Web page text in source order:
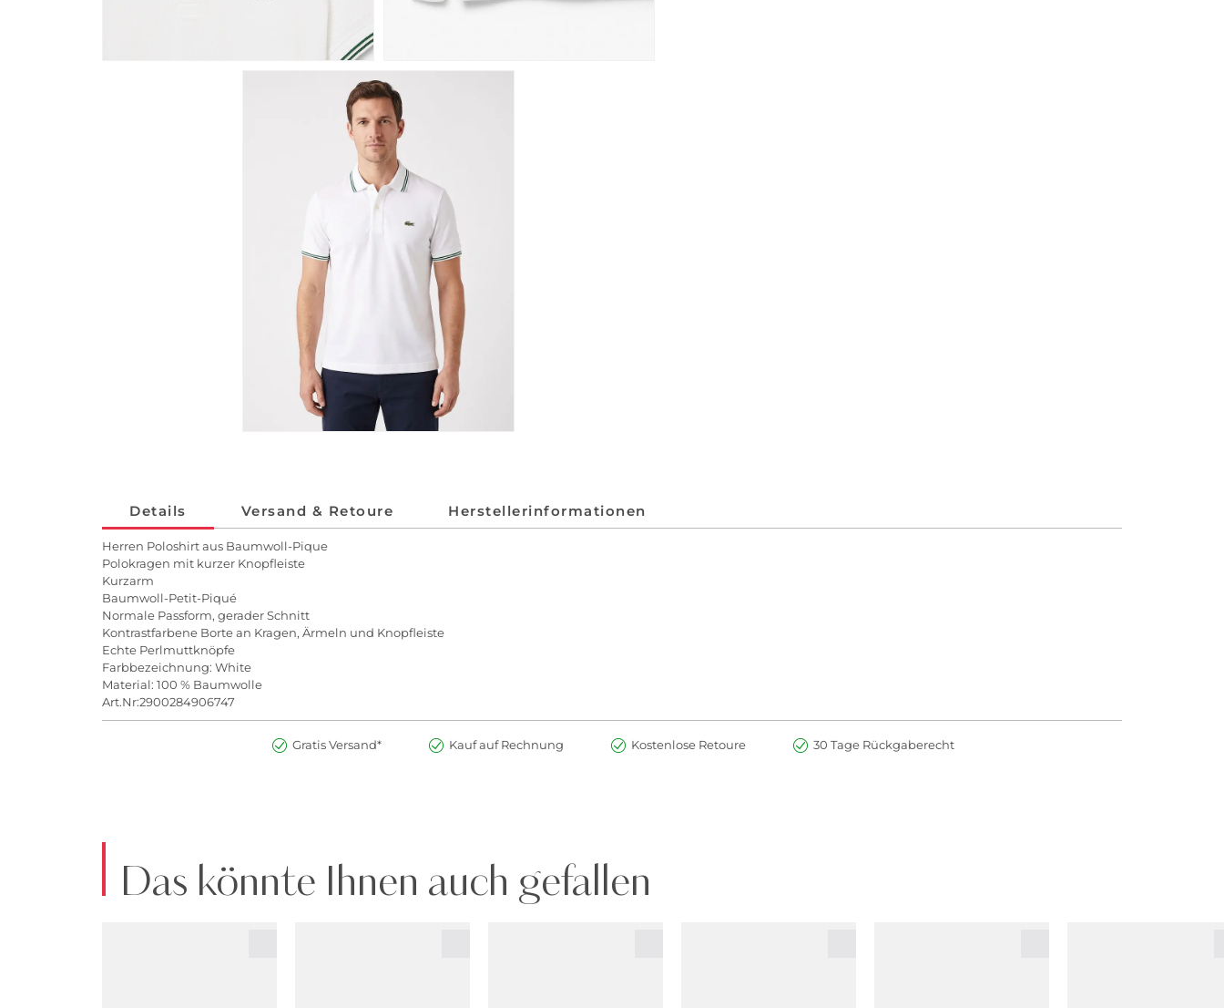
Details Versand & Retoure Herstellerinformationen
Herren Poloshirt aus Baumwoll-Pique
Polokragen mit kurzer Knopfleiste
Kurzarm
Baumwoll-Petit-Piqué
Normale Passform, gerader Schnitt
Kontrastfarbene Borte an Kragen, Ärmeln und Knopfleiste
Echte Perlmuttknöpfe
Farbbezeichnung: White
Material: 100 % Baumwolle
Art.Nr:2900284906747
Gratis Versand* Kauf auf Rechnung Kostenlose Retoure 30 Tage Rückgaberecht
Das könnte Ihnen auch gefallen